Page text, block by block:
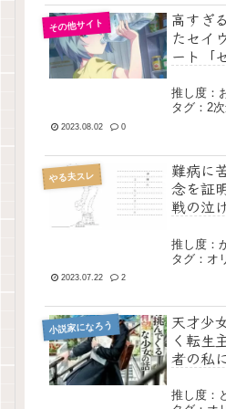
その他サイト
高すぎ
たセイ
ート「
じ！」
推し度：
タグ：2
2023.08.02 0
やる夫スレ
難病に
念を証
戦の泣
推し度：
タグ：
2023.07.22 2
小説家になろう
天才少
く転生
者の私
推し度：